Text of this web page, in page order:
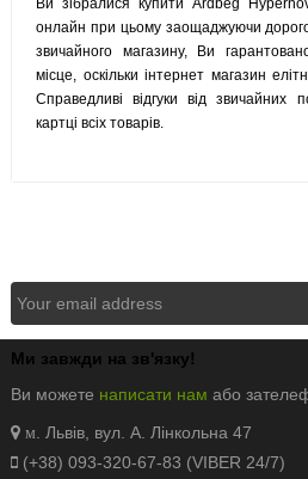
Ви зібралися купити Ardbeg
онлайн при цьому заощаджуючи
звичайного магазину, Ви
місце, оскільки інтернет магазин
Справедливі відгуки від звичайних
картці всіх товарів.
Ми завжди на зв'язку!
Ви можете написати нам або
м. Львів, вул. А. Лінкольна 47
(+38) 093-320-67-83 (VIBER 24/7)